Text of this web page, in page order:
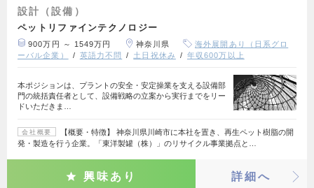
設計（設備）
ペットリファインテクノロジー
900万円 ～ 1549万円 神奈川県
海外展開あり（日系グロ
ーバル企業）
英語力不問 土日祝休み 年収600万以上
本ポジションは、プラントの安全・安定操業を支える設備部
門の統括責任者として、設備戦略の立案から実行までをリー
ドいただきま…
会社概要
【概要・特徴】 神奈川県川崎市に本社を置き、再生ペット樹脂の開
発・製造を行う企業。「東洋製罐（株）」のリサイクル事業拠点と…
興味あり 詳細へ